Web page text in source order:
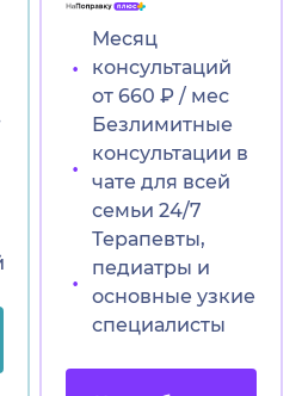
Месяц
консультаций
от 660 ₽ / мес
Безлимитные
консультации в
чате для всей
семьи 24/7
Терапевты,
педиатры и
основные узкие
специалисты